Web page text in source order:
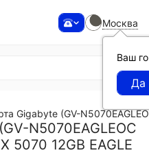
Москва
Ваш
Gigabyte (GV-
N5070EAGLEOC
5070 12GB EAGLE